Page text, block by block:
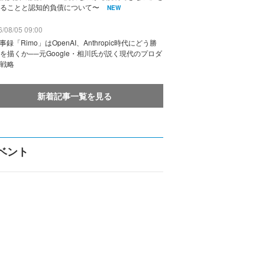
ことと認知的負債について〜
NEW
08/05 09:00
録「Rimo」はOpenAI、Anthropic時代にどう勝
描くか──元Google・相川氏が説く現代のプロダ
略
新着記事一覧を見る
ント